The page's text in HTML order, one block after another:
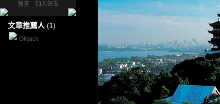
留言
加入好友
文章推薦人 (1)
OKjack